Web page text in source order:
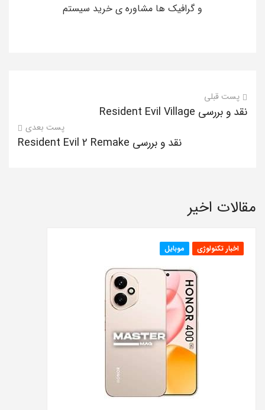
و گرافیک ها مشاوره ی خرید سیستم
پست قبلی
نقد و بررسی Resident Evil Village
پست بعدی
نقد و بررسی Resident Evil 2 Remake
مقالات اخیر
اخبار تکنولوژی موبایل